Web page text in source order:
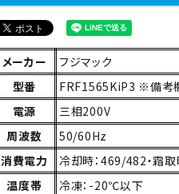
メーカー
フジマック
型番
FRF1565KiP3 ※備考
電源
三相200V
周波数
50/60Hz
消費電力
冷却時：469/482・霜
温度帯
冷凍：-20℃以下